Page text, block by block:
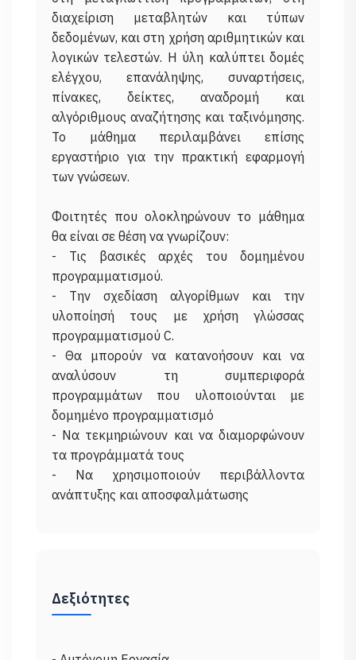
διαχείριση μεταβλητών και τύπων
δεδομένων, και στη χρήση αριθμητικών και
λογικών τελεστών. Η ύλη καλύπτει δομές
ελέγχου, επανάληψης, συναρτήσεις,
πίνακες, δείκτες, αναδρομή και
αλγόριθμους αναζήτησης και ταξινόμησης.
Το μάθημα περιλαμβάνει επίσης
εργαστήριο για την πρακτική εφαρμογή
των γνώσεων.
Φοιτητές που ολοκληρώνουν το μάθημα
θα είναι σε θέση να γνωρίζουν:
- Τις βασικές αρχές του δομημένου
προγραμματισμού.
- Την σχεδίαση αλγορίθμων και την
υλοποίησή τους με χρήση γλώσσας
προγραμματισμού C.
- Θα μπορούν να κατανοήσουν και να
αναλύσουν τη συμπεριφορά
προγραμμάτων που υλοποιούνται με
δομημένο προγραμματισμό
- Να τεκμηριώνουν και να διαμορφώνουν
τα προγράμματά τους
- Να χρησιμοποιούν περιβάλλοντα
Δεξιότητες